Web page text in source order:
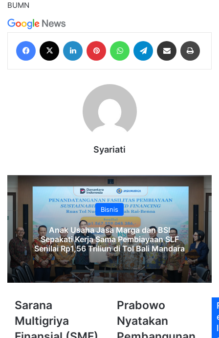
BUMN
Facebook LinkedIn Pinterest WhatsAppTelegram Share via Email
Syariati
Bisnis
Anak Usaha Jasa Marga dan BSI
Sepakati Kerja Sama Pembiayaan SLF
‎Senilai Rp1,56 Triliun di Tol Bali Mandara‎‎
Sarana
Multigriya
Finansial
(SMF)
Sarana
Multigriya
Prabowo
Nyatakan
Pembangunan
Perumahan
Prabowo
Nyatakan
l